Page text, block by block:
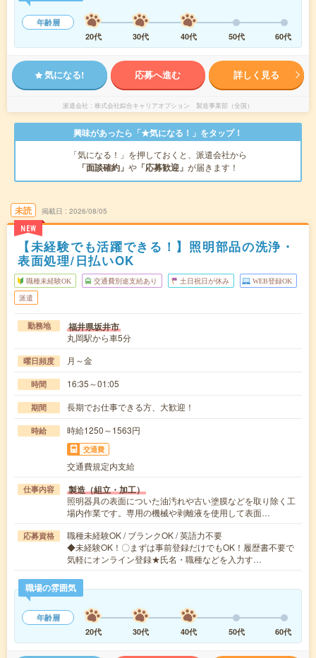
年齢層
20代
30代 40代 50代 60代
気になる! 応募へ進む 詳しく見る
派遣会社 株式会社綜合キャリアオプション 製造事業部（全国）
興味があったら「★気になる！」をタップ！
「気になる！」を押しておくと、派遣会社から
「面談確約」 や 「応募歓迎」 が届きます！
未読
NEW
掲載日 2026/08/05
【未経験でも活躍できる！】照明部品の洗浄・
表面処理/日払いOK
職種未経験OK 交通費別途支給あり 土日祝日が休み WEB登録OK
派遣
勤務地 福井県坂井市
丸岡駅から車5分
曜日頻度 月～金
時間 16:35～01:05
期間 長期でお仕事できる方、大歓迎！
時給 時給1250～1563円
交通費
交通費規定内支給
仕事内容 製造（組立・加工）
照明器具の表面についた油汚れや古い塗膜などを取り除く工
場内作業です。専用の機械や剥離液を使用して表面…
応募資格
職種未経験OK / ブランクOK / 英語力不要
◆未経験OK！〇まずは事前登録だけでもOK！履歴書不要で
気軽にオンライン登録★氏名・職種などを入力す…
職場の雰囲気
年齢層
20代
30代 40代 50代 60代